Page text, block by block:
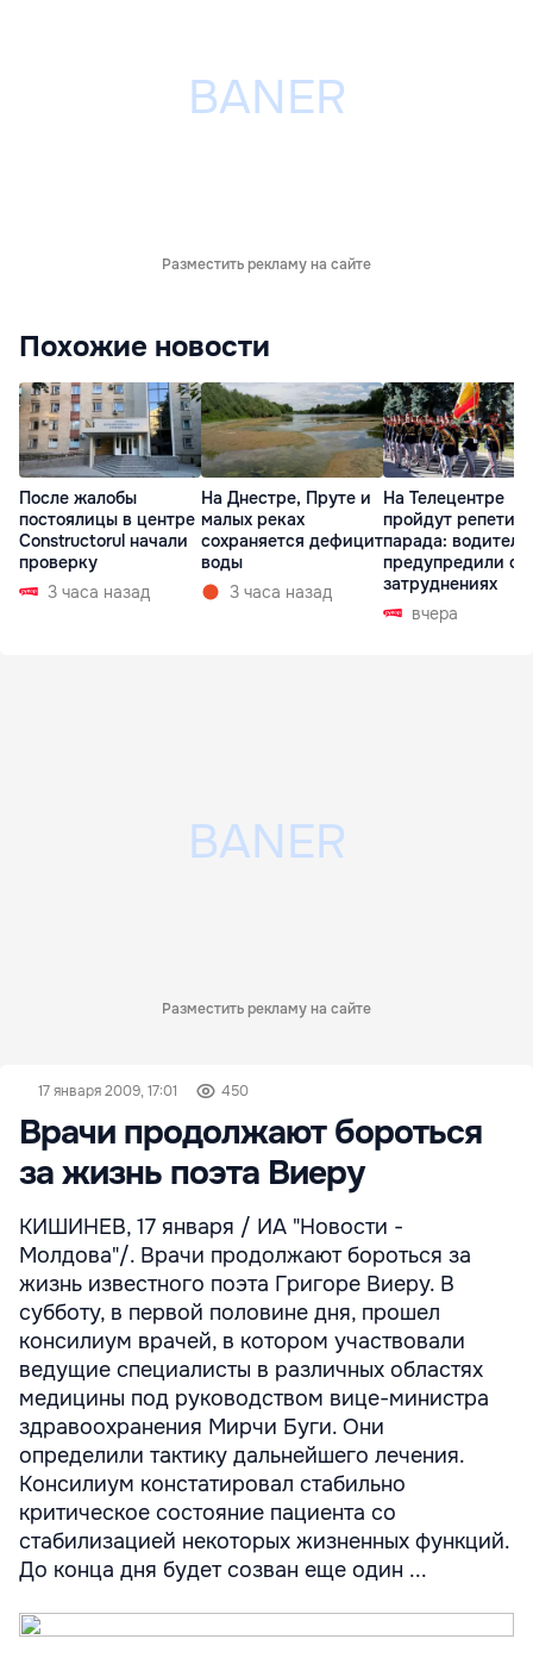
Разместить рекламу на сайте
Похожие новости
После жалобы
постоялицы в центре
Constructorul начали
проверку
3 часа назад
На Днестре, Пруте и
малых реках
сохраняется дефицит
воды
3 часа назад
На Телецентре
пройдут
парада:
предупредили о
затруднениях
вчера
Разместить рекламу на сайте
17 января 2009, 17:01 450
Врачи продолжают бороться
за жизнь поэта Виеру
КИШИНЕВ, 17 января / ИА "Новости -
Молдова"/. Врачи продолжают бороться за
жизнь известного поэта Григоре Виеру. В
субботу, в первой половине дня, прошел
консилиум врачей, в котором участвовали
ведущие специалисты в различных областях
медицины под руководством вице-министра
здравоохранения Мирчи Буги. Они
определили тактику дальнейшего лечения.
Консилиум констатировал стабильно
критическое состояние пациента со
стабилизацией некоторых жизненных функций.
До конца дня будет созван еще один ...